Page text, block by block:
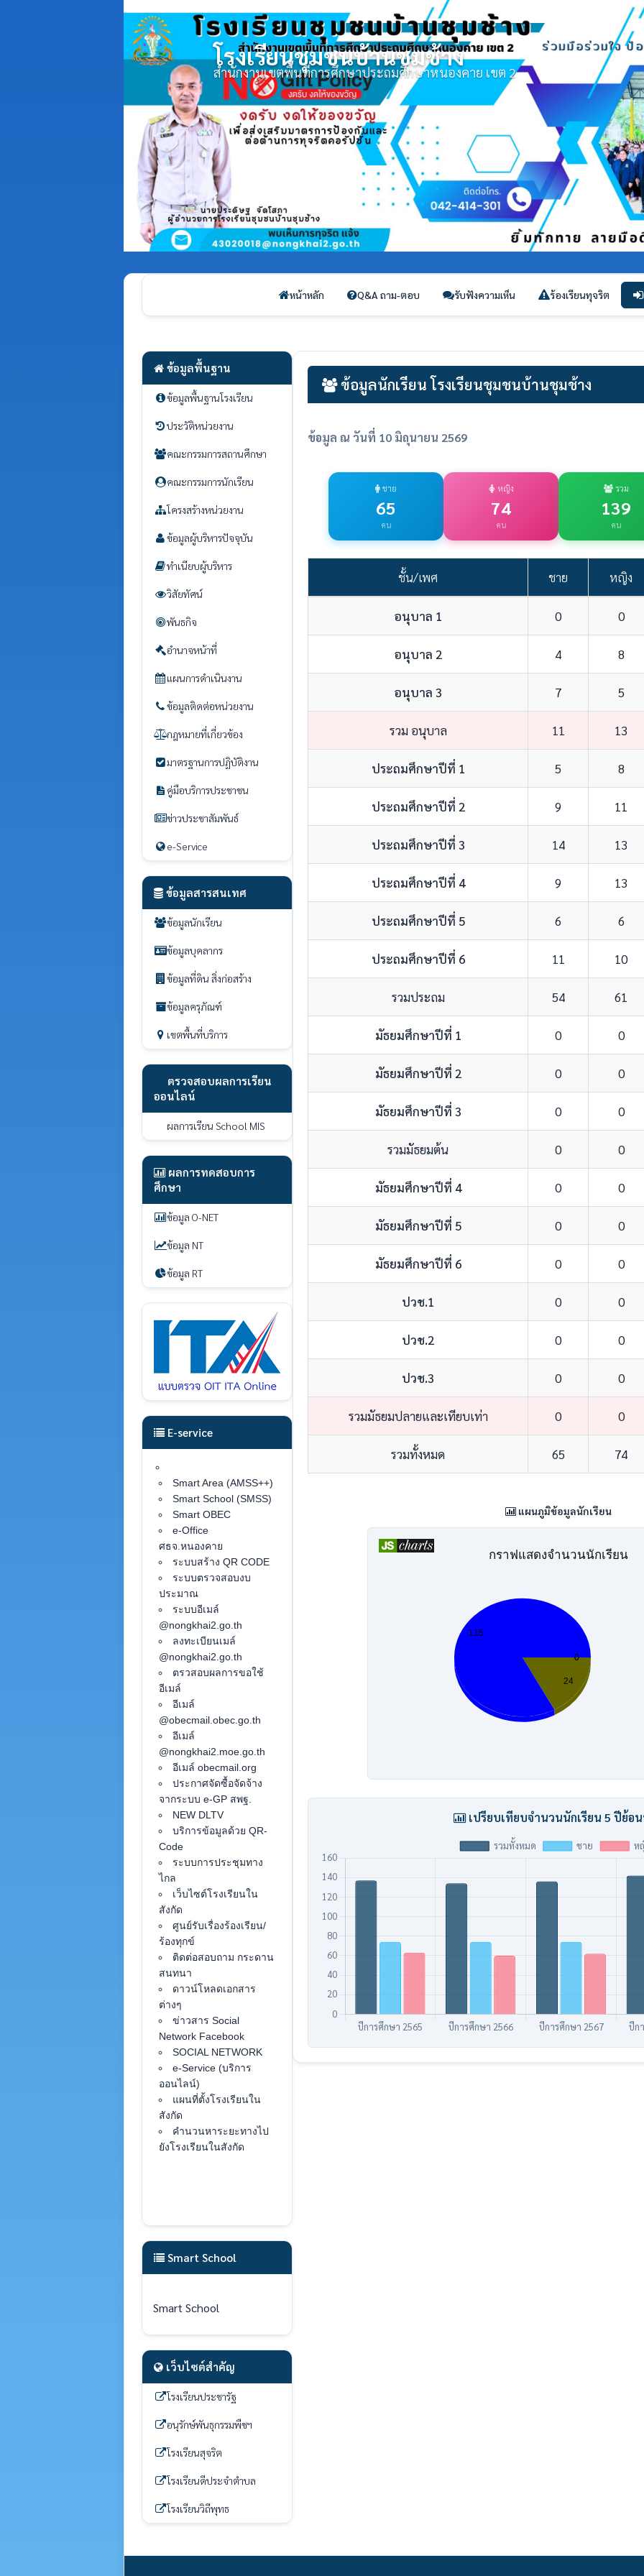
โรงเรียนชุมชนบ้านชุมช้าง
สำนักงานเขตพื้นที่การศึกษาประถมศึกษาหนองคาย เขต 2
หน้าหลัก Q&A ถาม-ตอบ รับฟังความเห็น ร้องเรียนทุจริต
ข้อมูลพื้นฐาน
ข้อมูลพื้นฐานโรงเรียน
ประวัติหน่วยงาน
คณะกรรมการสถานศึกษา
คณะกรรมการนักเรียน
โครงสร้างหน่วยงาน
ข้อมูลผู้บริหารปัจจุบัน
ทำเนียบผู้บริหาร
วิสัยทัศน์
พันธกิจ
อำนาจหน้าที่
แผนการดำเนินงาน
ข้อมูลติดต่อหน่วยงาน
กฎหมายที่เกี่ยวข้อง
มาตรฐานการปฏิบัติงาน
คู่มือบริการประชาชน
ข่าวประชาสัมพันธ์
e-Service
ข้อมูลสารสนเทศ
ข้อมูลนักเรียน
ข้อมูลบุคลากร
ข้อมูลที่ดิน สิ่งก่อสร้าง
ข้อมูลครุภัณฑ์
เขตพื้นที่บริการ
ตรวจสอบผลการเรียน
ออนไลน์
ผลการเรียน School MIS
ผลการทดสอบการ
ศึกษา
ข้อมูล O-NET
ข้อมูล NT
ข้อมูล RT
E-service
Smart Area (AMSS++)
Smart School (SMSS)
Smart OBEC
e-Office
ศธจ.หนองคาย
ระบบสร้าง QR CODE
ระบบตรวจสอบงบ
ประมาณ
ระบบอีเมล์
@nongkhai2.go.th
ลงทะเบียนเมล์
@nongkhai2.go.th
ตรวสอบผลการขอใช้
อีเมล์
อีเมล์
@obecmail.obec.go.th
อีเมล์
@nongkhai2.moe.go.th
อีเมล์ obecmail.org
ประกาศจัดซื้อจัดจ้าง
จากระบบ e-GP สพฐ.
NEW DLTV
บริการข้อมูลด้วย QR-
Code
ระบบการประชุมทาง
ไกล
เว็บไซต์โรงเรียนใน
สังกัด
ศูนย์รับเรื่องร้องเรียน/
ร้องทุกข์
ติดต่อสอบถาม กระดาน
สนทนา
ดาวน์โหลดเอกสาร
ต่างๆ
ข่าวสาร Social
Network Facebook
SOCIAL NETWORK
e-Service (บริการ
ออนไลน์)
แผนที่ตั้งโรงเรียนใน
สังกัด
คำนวนหาระยะทางไป
ยังโรงเรียนในสังกัด
Smart School
Smart School
เว็บไซต์สำคัญ
โรงเรียนประชารัฐ
อนุรักษ์พันธุกรรมพืชฯ
โรงเรียนสุจริต
โรงเรียนดีประจำตำบล
โรงเรียนวิถีพุทธ
ข้อมูลนักเรียน โรงเรียนชุมชนบ้านชุมช้าง
ข้อมูล ณ วันที่ 10 มิถุนายน 2569
ชาย
65
คน
หญิง
74
คน
รวม
139
คน
ชั้น/เพศ ชาย หญิง
อนุบาล 1 0 0
อนุบาล 2 4 8
อนุบาล 3 7 5
รวม อนุบาล 11 13
ประถมศึกษาปีที่ 1 5 8
ประถมศึกษาปีที่ 2 9 11
ประถมศึกษาปีที่ 3 14 13
ประถมศึกษาปีที่ 4 9 13
ประถมศึกษาปีที่ 5 6 6
ประถมศึกษาปีที่ 6 11 10
รวมประถม 54 61
มัธยมศึกษาปีที่ 1 0 0
มัธยมศึกษาปีที่ 2 0 0
มัธยมศึกษาปีที่ 3 0 0
รวมมัธยมต้น 0 0
มัธยมศึกษาปีที่ 4 0 0
มัธยมศึกษาปีที่ 5 0 0
มัธยมศึกษาปีที่ 6 0 0
ปวช.1 0 0
ปวช.2 0 0
ปวช.3 0 0
รวมมัธยมปลายและเทียบเท่า 0 0
รวมทั้งหมด 65 74
แผนภูมิข้อมูลนักเรียน
เปรียบเทียบจำนวนนักเรียน 5 ปีย้อ